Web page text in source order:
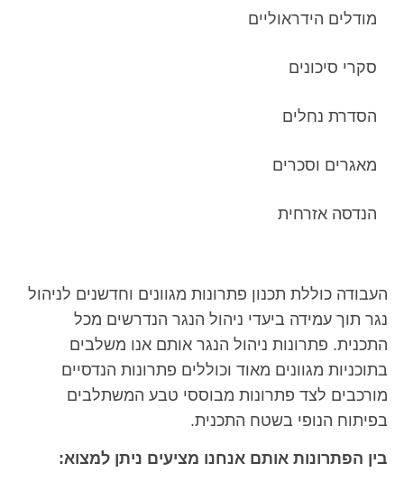
מודלים הידראוליים
סקרי סיכונים
הסדרת נחלים
מאגרים וסכרים
הנדסה אזרחית
העבודה כוללת תכנון פתרונות מגוונים וחדשנים לניהול
נגר תוך עמידה ביעדי ניהול הנגר הנדרשים מכל
התכנית. פתרונות ניהול הנגר אותם אנו משלבים
בתוכניות מגוונים מאוד וכוללים פתרונות הנדסיים
מורכבים לצד פתרונות מבוססי טבע המשתלבים
בפיתוח הנופי בשטח התכנית.
בין הפתרונות אותם אנחנו מציעים ניתן למצוא: